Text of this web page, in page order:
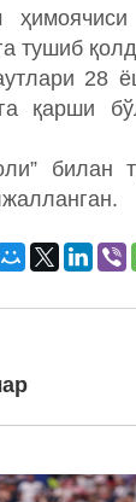
тушиб
28
қарши
билан